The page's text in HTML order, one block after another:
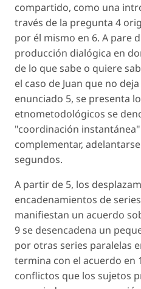
compartido, como una
través de la pregunta 4
por él mismo en 6. A pare
producción dialógica en
de lo que sabe o quiere
el caso de Juan que no
enunciado 5, se presenta
etnometodológicos se
"coordinación
complementar,
segundos.
A partir de 5, los
encadenamientos de
manifiestan un acuerdo
9 se desencadena un
por otras series paralelas
termina con el acuerdo en
conflictos que los sujetos